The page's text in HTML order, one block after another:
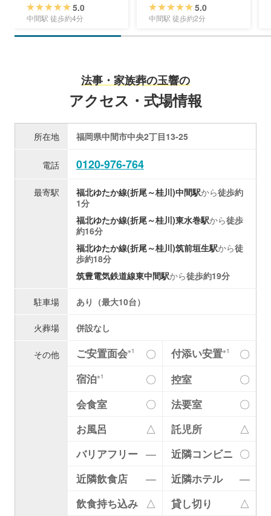
5.0
中間駅 徒歩約4分
5.0
中間駅 徒歩約2分
法事・家族葬の玉響の
アクセス・式場情報
所在地 福岡県中間市中央2丁目13-25
電話 0120-976-764
最寄駅 福北ゆたか線(折尾～桂川)中間駅から徒歩約
1分
福北ゆたか線(折尾～桂川)東水巻駅から徒歩
約16分
福北ゆたか線(折尾～桂川)筑前垣生駅から徒
歩約18分
筑豊電気鉄道線東中間駅から徒歩約19分
駐車場 あり（最大10台）
火葬場 併設なし
その他 ご安置面会※1 〇 付添い安置※1
〇
宿泊※1 〇 控室
〇
会食室
〇 法要室
〇
お風呂
△ 託児所
△
バリアフリー ― 近隣コンビニ 〇
近隣飲食店
― 近隣ホテル
―
飲食持ち込み
△ 貸し切り
△